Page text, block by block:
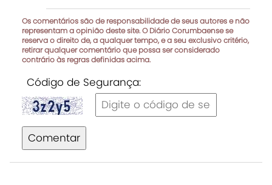
Os comentários são de responsabilidade de seus autores e não
representam a opinião deste site. O Diário Corumbaense se
reserva o direito de, a qualquer tempo, e a seu exclusivo critério,
retirar qualquer comentário que possa ser considerado
contrário às regras definidas acima.
Código de Segurança:
Comentar